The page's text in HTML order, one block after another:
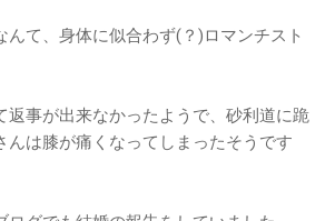
んて、身体に似合わず(？)ロマンチスト
返事が出来なかったようで、砂利道に跪
んは膝が痛くなってしまったそうです